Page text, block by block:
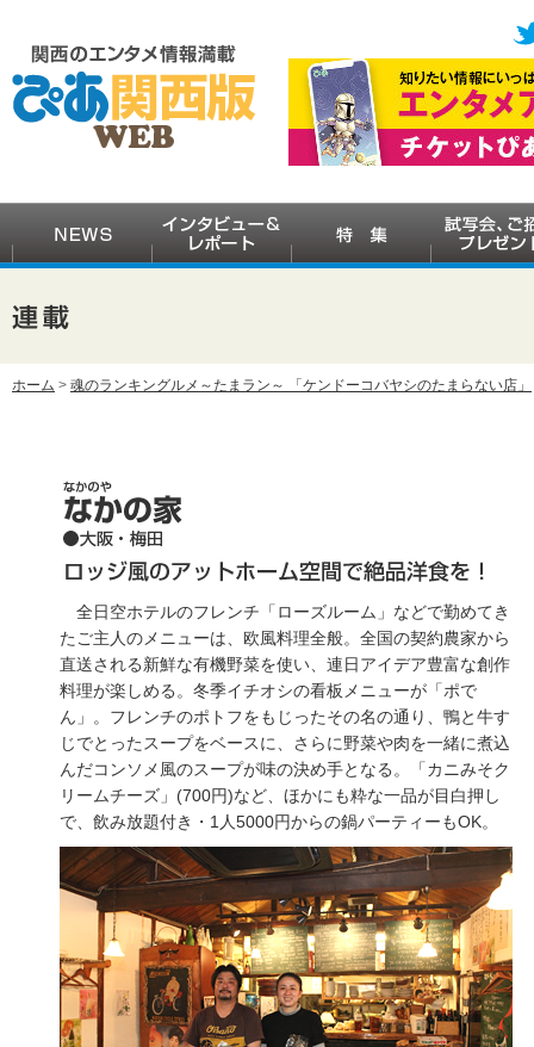
ホーム > 魂のランキングルメ～たまラン～ 「ケンドーコバヤシのたまらない店」
全日空ホテルのフレンチ「ローズルーム」などで勤めてき
たご主人のメニューは、欧風料理全般。全国の契約農家から
直送される新鮮な有機野菜を使い、連日アイデア豊富な創作
料理が楽しめる。冬季イチオシの看板メニューが「ポで
ん」。フレンチのポトフをもじったその名の通り、鴨と牛す
じでとったスープをベースに、さらに野菜や肉を一緒に煮込
んだコンソメ風のスープが味の決め手となる。「カニみそク
リームチーズ」(700円)など、ほかにも粋な一品が目白押し
で、飲み放題付き・1人5000円からの鍋パーティーもOK。